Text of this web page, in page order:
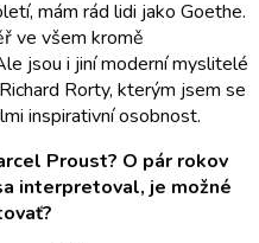
mám rád lidi jako Goethe.
ve všem kromě
jsou i jiní moderní myslitelé
Rorty, kterým jsem se
inspirativní osobnost.
Proust? O pár rokov
interpretoval, je možné